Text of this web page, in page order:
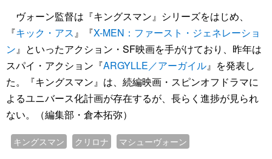
ヴォーン監督は『キングスマン』シリーズをはじめ、
『キック・アス』『X-MEN：ファースト・ジェネレーショ
ン』といったアクション・SF映画を手がけており、昨年は
スパイ・アクション『ARGYLLE／アーガイル』を発表し
た。『キングスマン』は、続編映画・スピンオフドラマに
よるユニバース化計画が存在するが、長らく進捗が見られ
ない。（編集部・倉本拓弥）
キングスマン クリロナ マシューヴォーン